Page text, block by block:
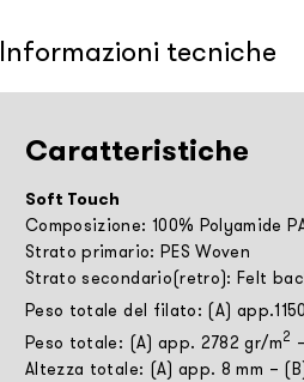
Informazioni tecniche
Caratteristiche
Soft Touch
Composizione: 100% Polyamide
Strato primario: PES Woven
Strato secondario(retro): Felt
Peso totale del filato: (A)
Peso totale: (A) app. 2782 gr/m2
Altezza totale: (A) app. 8 mm –